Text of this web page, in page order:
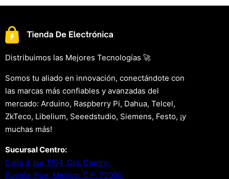
Distribuimos las Mejores Tecnologías 🚀
Somos tu aliado en innovación, conectándote con
las marcas más confiables y avanzadas del
mercado: Arduino, Raspberry Pi, Dahua, Telcel,
ZkTeco, Libelium, Seeedstudio, Siemens, Festo, ¡y
muchas más!
Sucursal Centro:
Calle 3 sur 1104, Col. Centro.
Puebla, Pue. Mexico. C.P. 72000.